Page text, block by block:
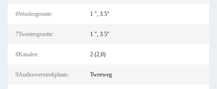
6Woofergrootte: 1 ", 3.5"
7Tweetergrootte: 1 ", 3.5"
8Kanalen: 2 (2,0)
9Audiooversteekplaats: Tweeweg